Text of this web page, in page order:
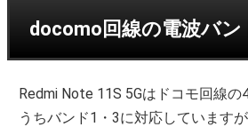
docomo回線の電波バン
Redmi Note 11S 5Gはドコモ回線の
うちバンド1・3に対応しています